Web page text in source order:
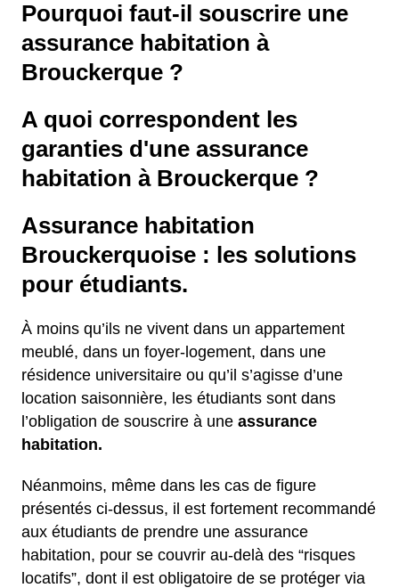
Pourquoi faut-il souscrire une
assurance habitation à
Brouckerque ?
A quoi correspondent les
garanties d'une assurance
habitation à Brouckerque ?
Assurance habitation
Brouckerquoise : les solutions
pour étudiants.
À moins qu’ils ne vivent dans un appartement
meublé, dans un foyer-logement, dans une
résidence universitaire ou qu’il s’agisse d’une
location saisonnière, les étudiants sont dans
l’obligation de souscrire à une assurance
habitation.
Néanmoins, même dans les cas de figure
présentés ci-dessus, il est fortement recommandé
aux étudiants de prendre une assurance
habitation, pour se couvrir au-delà des “risques
locatifs”, dont il est obligatoire de se protéger via